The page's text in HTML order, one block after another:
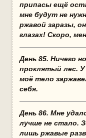
припасы ещё
мне будут не
ржавой заразы,
глазах! Скоро,
День 85. Ничего
проклятый лес.
моё тело
себя.
День 86. Мне
лучше не стало.
лишь ржавые